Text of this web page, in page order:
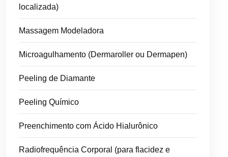
localizada)
Massagem Modeladora
Microagulhamento (Dermaroller ou Dermapen)
Peeling de Diamante
Peeling Químico
Preenchimento com Ácido Hialurônico
Radiofrequência Corporal (para flacidez e